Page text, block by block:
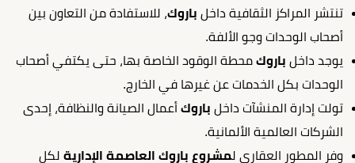
تنتشر المراكز الثقافية داخل باروك، للاستفادة من التعاون بين
أصحاب الوحدات وجو الألفة.
يوجد داخل باروك محطة الوقود الخاصة بها، حتى يكتفي أصحاب
الوحدات بكل الخدمات عن غيرها في الخارج.
تولت إدارة المنشآت داخل باروك أعمال الصيانة والنظافة، إحدى
الشركات العالمية الألمانية.
وفر المطور العقاري لمشروع باروك العاصمة الإدارية لكل